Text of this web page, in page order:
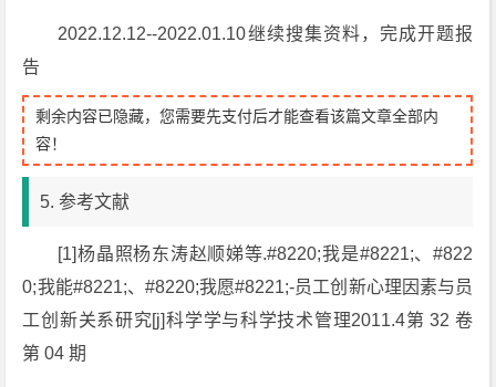
2022.12.12--2022.01.10继续搜集资料，完成开题报
告
剩余内容已隐藏，您需要先支付后才能查看该篇文章全部内
容！
5. 参考文献
[1]杨晶照杨东涛赵顺娣等.#8220;我是#8221;、#822
0;我能#8221;、#8220;我愿#8221;-员工创新心理因素与员
工创新关系研究[j]科学学与科学技术管理2011.4第 32 卷
第 04 期